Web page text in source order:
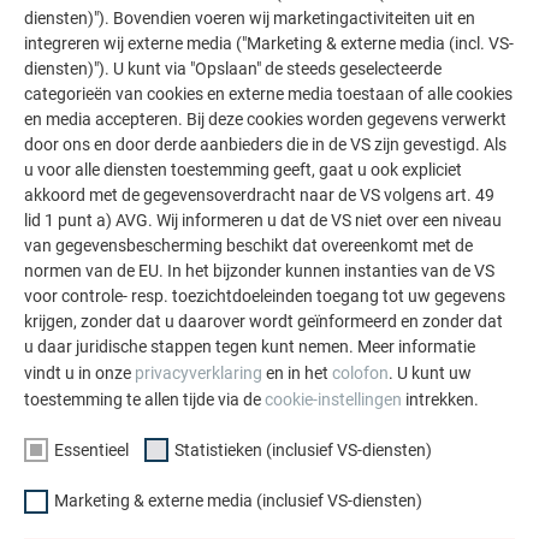
Duits Instituut voor Normalisatie
]**Aluminium materiaaldatabladen, red. DIN Duits Instituut
voor Normalisatie e.V., Beuth Verlag Berlijn 7e editie 2016
40 JAAR GARANTIE
PREFA garandeert haar klanten een goed bevestigde en
extreem sterke dak- en gevelbekleding – en dat gedurende 40
jaar! Met vier decennia garantie tegen breuk, corrosie en
vorstschade, zelfs in de buurt van de zee, is uw zekerheid
gegarandeerd bij de steeds extremer wordende
weersinvloeden. Met een buitenschil die bestand is tegen
zijn de bewoners goed beschermd.
40 jaar materiaalgarantie op het aluminium-basismateriaal
diensten)"). Bovendien voeren wij marketingactiviteiten uit en
integreren wij externe media ("Marketing & externe media (incl. VS-
diensten)"). U kunt via "Opslaan" de steeds geselecteerde
categorieën van cookies en externe media toestaan of alle cookies
en media accepteren. Bij deze cookies worden gegevens verwerkt
door ons en door derde aanbieders die in de VS zijn gevestigd. Als
u voor alle diensten toestemming geeft, gaat u ook expliciet
akkoord met de gegevensoverdracht naar de VS volgens art. 49
lid 1 punt a) AVG. Wij informeren u dat de VS niet over een niveau
van gegevensbescherming beschikt dat overeenkomt met de
normen van de EU. In het bijzonder kunnen instanties van de VS
voor controle- resp. toezichtdoeleinden toegang tot uw gegevens
krijgen, zonder dat u daarover wordt geïnformeerd en zonder dat
u daar juridische stappen tegen kunt nemen. Meer informatie
vindt u in onze privacyverklaring en in het colofon. U kunt uw
toestemming te allen tijde via decookie-instellingen intrekken.
Essentieel Statistieken (inclusief VS-diensten)
Marketing & externe media (inclusief VS-diensten)